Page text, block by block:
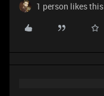
1 person likes this